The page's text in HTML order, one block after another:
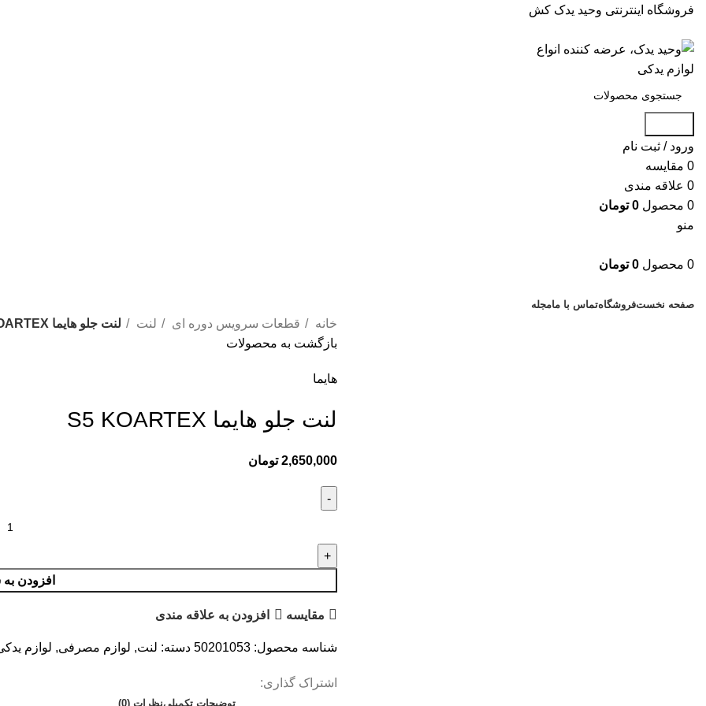
فروشگاه اینترنتی وحید یدک کش
ورود / ثبت نام
0 مقایسه
0 علاقه مندی
0 محصول 0 تومان
منو
0 محصول 0 تومان
صفحه نخستفروشگاهتماس با مامجله
خانه قطعات سرویس دوره ای لنت
لنت جلو هایما S5 KOARTEX
بازگشت به محصولات
هایما
لنت جلو هایما S5 KOARTEX
2,650,000 تومان
افزودن
مقایسه افزودن به علاقه مندی
شناسه محصول: 50201053 دسته: لنت, لوازم مصرفی, لوازم
اشتراک گذاری:
توضیحات تکمیلینظرات (0)